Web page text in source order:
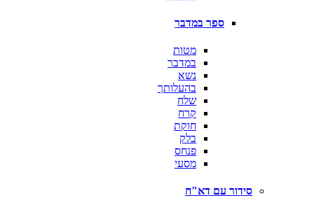
ספר במדבר
מטות
במדבר
נשא
בהעלותך
שלח
קרח
חוקת
בלק
פנחס
מסעי
סידור עם דא"ח